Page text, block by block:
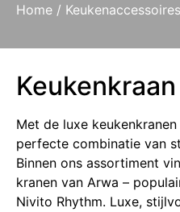
Home / Keukenaccessoires
Met de luxe
perfecte combinatie van
Binnen ons assortiment
kranen van Arwa –
Nivito Rhythm. Luxe,